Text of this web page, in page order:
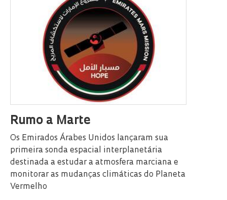
Rumo a Marte
Os Emirados Árabes Unidos lançaram sua
primeira sonda espacial interplanetária
destinada a estudar a atmosfera marciana e
monitorar as mudanças climáticas do Planeta
Vermelho